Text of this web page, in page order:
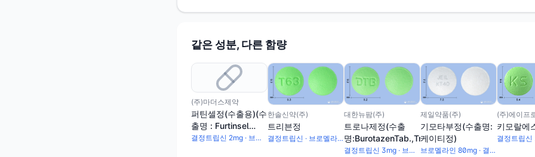
같은 성분, 다른 함량
(주)마더스제약
퍼틴셀정(수출용)(수
출명 : Furtinsel
tab.)
결정트립신 2mg · 브로멜라인 80mg
한솔신약(주)
트리븐정
결정트립신 · 브로멜라인
대한뉴팜(주)
트로나제정(수출
명:BurotazenTab.,TronaselTab.)
결정트립신 3mg · 브로멜라인 120mg
제일약품(주)
기모타부정(수출명:
케이티정)
브로멜라인 80mg · 결정트립신 2mg
키모랄에